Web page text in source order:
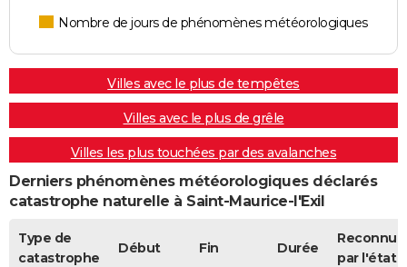
Nombre de jours de phénomènes météorologiques
Villes avec le plus de tempêtes
Villes avec le plus de grêle
Villes les plus touchées par des avalanches
Derniers phénomènes météorologiques déclarés
catastrophe naturelle à Saint-Maurice-l'Exil
Type de
catastrophe
Début Fin Durée
Reconnue
par l'état